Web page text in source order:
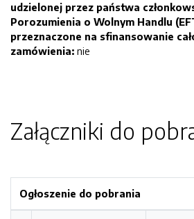
udzielonej przez państwa
Porozumienia o Wolnym Handlu
przeznaczone na sfinansowanie
zamówienia: nie
Załączniki do
Ogłoszenie do pobrania